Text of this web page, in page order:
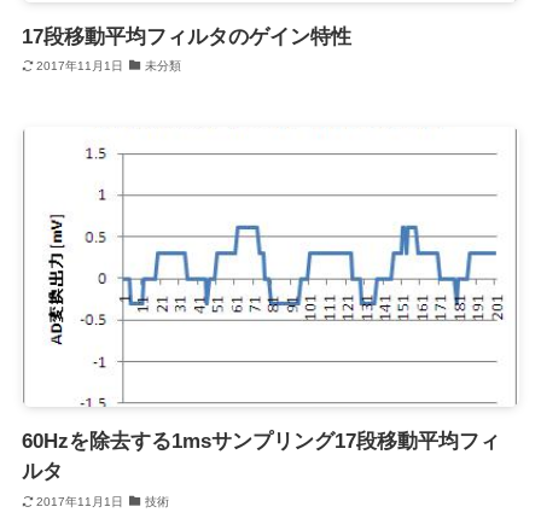
17段移動平均フィルタのゲイン特性
2017年11月1日 未分類
60Hzを除去する1msサンプリング17段移動平均フィ
ルタ
2017年11月1日 技術